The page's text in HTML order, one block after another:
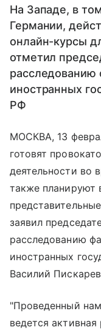
На Западе, в
Германии,
онлайн-курсы
отметил
расследованию
иностранных
РФ
МОСКВА, 13
готовят
деятельности во
также планируют
заявил
расследованию
иностранных
Василий
"Проведенный
ведется